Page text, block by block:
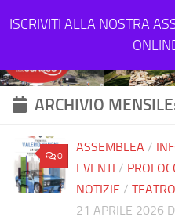
Salta al contenuto
ARCHIVIO
0
ASSEMBLEA /
EVENTI /
NOTIZIE / TEATRO
21 APRILE 2026
ISCRIVITI ALLA NOSTRA